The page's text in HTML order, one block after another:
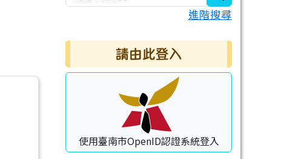
進階搜尋
請由此登入
使用臺南市OpenID認證系統登入